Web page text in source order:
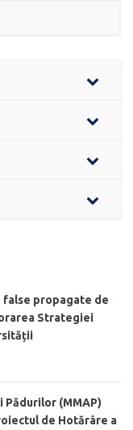
false propagate de
Strategiei
(MMAP)
de Hotărâre a